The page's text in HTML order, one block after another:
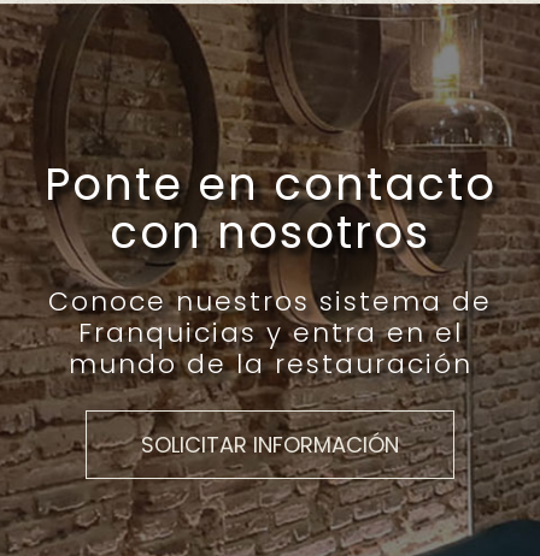
Ponte en contacto
con nosotros
Conoce nuestros sistema de
Franquicias y entra en el
mundo de la restauración
SOLICITAR INFORMACIÓN